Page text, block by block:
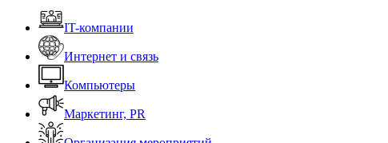
IT-компании
Интернет и связь
Компьютеры
Маркетинг, PR